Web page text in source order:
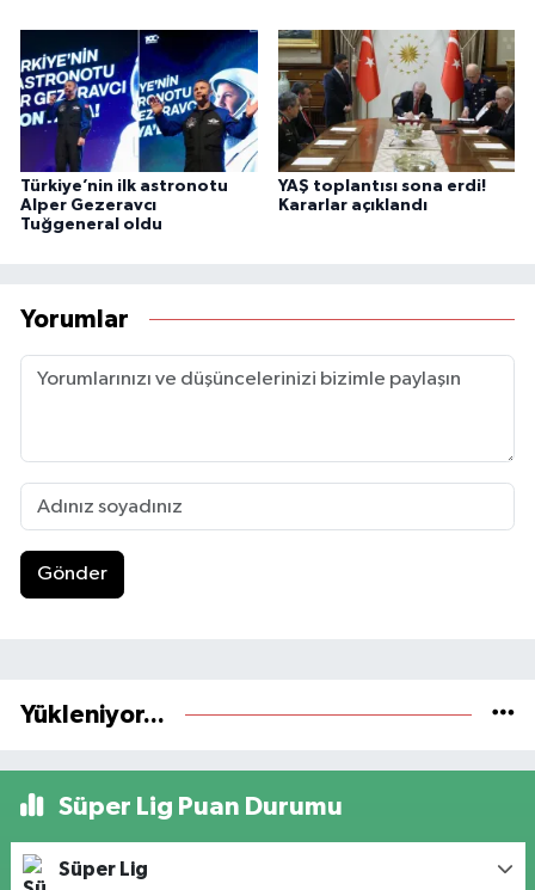
Türkiye’nin ilk astronotu
Alper Gezeravcı
Tuğgeneral oldu
YAŞ toplantısı sona erdi!
Kararlar açıklandı
Yorumlar
Gönder
Yükleniyor...
Süper Lig Puan Durumu
Süper Lig